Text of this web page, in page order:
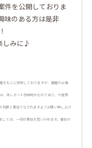
件を公開しておりま
味のある方は是非
しみに♪
をもとに作成しておりますが、情報の正確
、本レポート作成時のものであり、今後予
判断と責任でなされますようお願い申し上げ
しては、一切の責任を負いかねます。事前の